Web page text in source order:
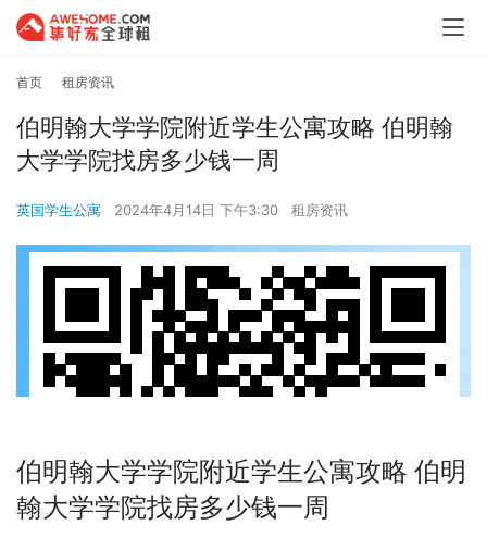
首页 租房资讯
伯明翰大学学院附近学生公寓攻略 伯明翰
大学学院找房多少钱一周
英国学生公寓 2024年4月14日 下午3:30 租房资讯
伯明翰大学学院附近学生公寓攻略 伯明
翰大学学院找房多少钱一周